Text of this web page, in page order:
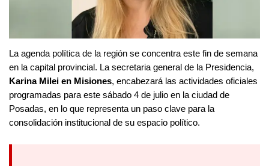
La agenda política de la región se concentra este fin de semana
en la capital provincial. La secretaria general de la Presidencia,
Karina Milei en Misiones, encabezará las actividades oficiales
programadas para este sábado 4 de julio en la ciudad de
Posadas, en lo que representa un paso clave para la
consolidación institucional de su espacio político.